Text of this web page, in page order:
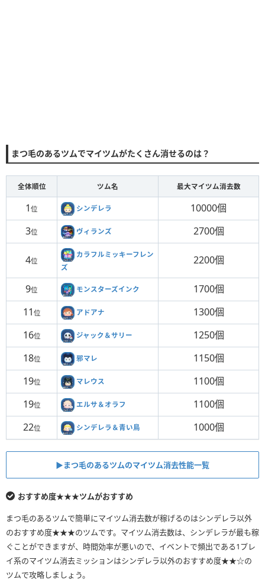
まつ毛のあるツムでマイツムがたくさん消せるのは？
全体順位 ツム名 最大マイツム消去数
1 位 シンデレラ
10000個
3位 ヴィランズ 2700個
4位
カラフルミッキーフレン
ズ
2200個
9位 モンスターズインク
1700個
11 位 アドアナ
1300個
16位 ジャック＆サリー
1250個
18位 邪マレ
1150個
19位 マレウス
1100個
19位 エルサ＆オラフ
1100個
22位 シンデレラ＆青い鳥 1000個
▶︎まつ毛のあるツムのマイツム消去性能一覧
おすすめ度★★★ツムがおすすめ
まつ毛のあるツムで簡単にマイツム消去数が稼げるのはシンデレラ以外
のおすすめ度★★★のツムです。マイツム消去数は、シンデレラが最も稼
ぐことができますが、時間効率が悪いので、イベントで頻出である1プレ
イ系のマイツム消去ミッションはシンデレラ以外のおすすめ度★★☆の
ツムで攻略しましょう。